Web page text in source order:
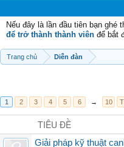
Nếu đây là lần đầu tiên bạn
để trở thành thành viên để bắt
Trang chủ Diễn đàn
1 2 3 4 5 6 → 10
TIÊU ĐỀ
Giải pháp kỹ thuật